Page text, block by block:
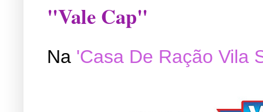
"Vale Cap"
Na 'Casa De Ração Vila